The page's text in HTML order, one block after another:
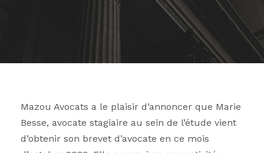
Mazou Avocats a le plaisir d’annoncer que Marie
Besse, avocate stagiaire au sein de l’étude vient
d’obtenir son brevet d’avocate en ce mois